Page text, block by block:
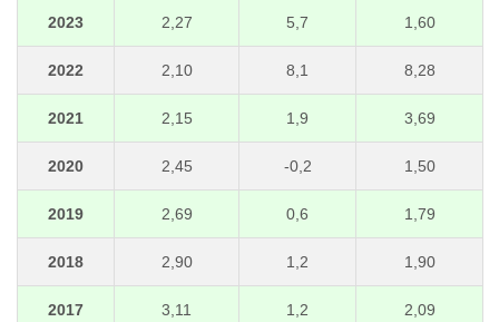
2023 2,27 5,7 1,60
2022 2,10 8,1 8,28
2021 2,15 1,9 3,69
2020 2,45 -0,2 1,50
2019 2,69 0,6 1,79
2018 2,90 1,2 1,90
2017 3,11 1,2 2,09